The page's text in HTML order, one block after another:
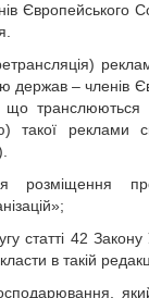
Європейського
держав – членів
що транслюються
такої реклами
розміщення
статті 42
в такій